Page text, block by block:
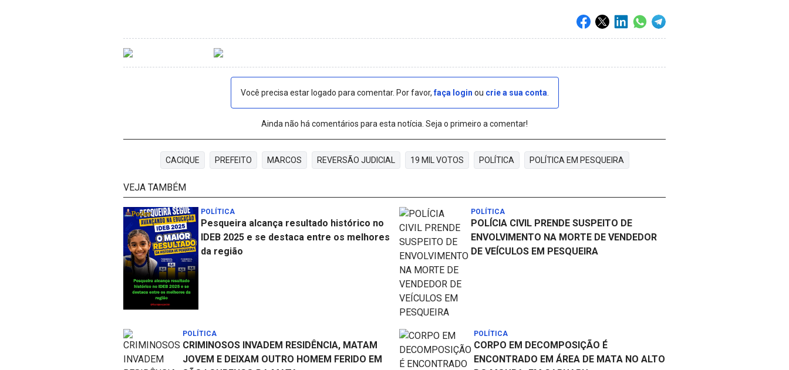
Você precisa estar logado para comentar. Por favor,faça login ou crie a sua conta
Ainda não há comentários para esta notícia. Seja o primeiro a comentar!
CACIQUE PREFEITO MARCOS REVERSÃO JUDICIAL 19 MIL VOTOS POLÍTICA POLÍTICA EM PESQUEIRA
VEJA TAMBÉM
POLÍTICA
Pesqueira alcança resultado histórico no
IDEB 2025 e se destaca entre os melhores
da região
POLÍTICA
POLÍCIA CIVIL PRENDE SUSPEITO DE
ENVOLVIMENTO NA MORTE DE VENDEDOR
DE VEÍCULOS EM PESQUEIRA
POLÍTICA
CRIMINOSOS INVADEM RESIDÊNCIA, MATAM
JOVEM E DEIXAM OUTRO HOMEM FERIDO EM
POLÍTICA
CORPO EM DECOMPOSIÇÃO É
ENCONTRADO EM ÁREA DE MATA NO ALTO